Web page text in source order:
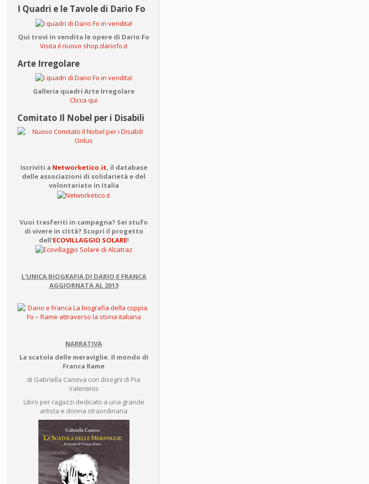
I Quadri e le Tavole di Dario Fo
Qui trovi in vendita le opere di Dario Fo
Visita il nuovo shop.dariofo.it
Arte Irregolare
Galleria quadri Arte Irregolare
Clicca qui
Comitato Il Nobel per i Disabili
Iscriviti a Networketico.it, il database
delle associazioni di solidarietà e del
volontariato in Italia
Vuoi trasferiti in campagna? Sei stufo
di vivere in città? Scopri il progetto
dell'ECOVILLAGGIO SOLARE!
L'UNICA BIOGRAFIA DI DARIO E FRANCA
AGGIORNATA AL 2013
NARRATIVA
La scatola delle meraviglie. Il mondo di
Franca Rame
di Gabriella Canova con disegni di Pia
Valentinis
Libro per ragazzi dedicato a una grande
artista e donna straordinaria